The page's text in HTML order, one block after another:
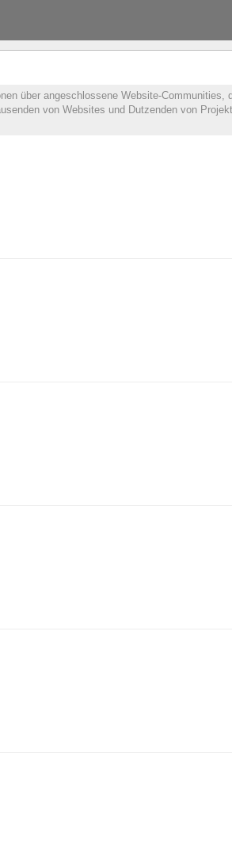
über angeschlossene Website-Communities,
von Websites und Dutzenden von